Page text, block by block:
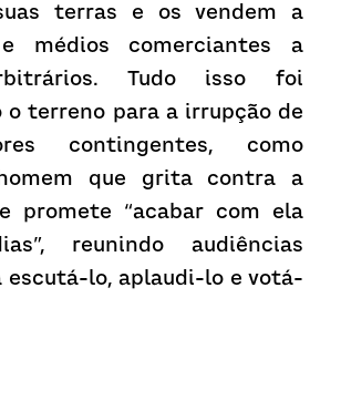
terras e os vendem a
e médios comerciantes a
Tudo isso foi
o terreno para a irrupção de
contingentes, como
que grita contra a
promete “acabar com ela
reunindo audiências
escutá-lo, aplaudi-lo e votá-